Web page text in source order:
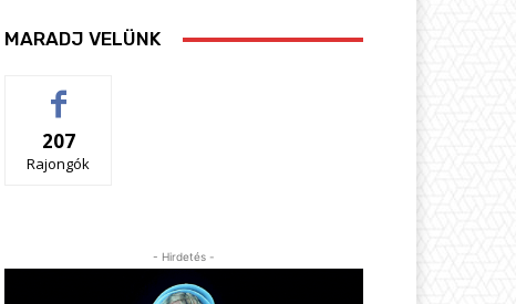
MARADJ VELÜNK
207
Rajongók
- Hirdetés -